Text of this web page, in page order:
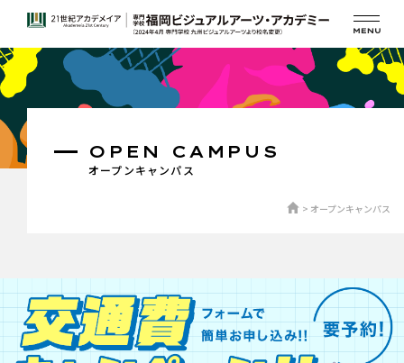
オープンキャンパス
OPEN CAMPUS
オープンキャンパス